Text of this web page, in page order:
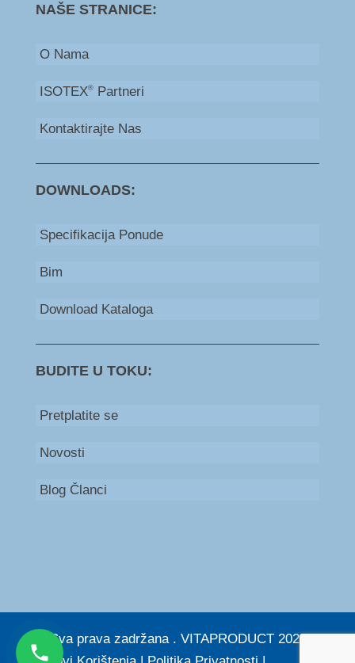
NAŠE STRANICE:
O Nama
ISOTEX®Partneri
Kontaktirajte Nas
DOWNLOADS:
Specifikacija Ponude
Bim
Download Kataloga
BUDITE U TOKU:
Pretplatite se
Novosti
Blog Članci
© Sva prava zadržana . VITAPRODUCT 2026. |